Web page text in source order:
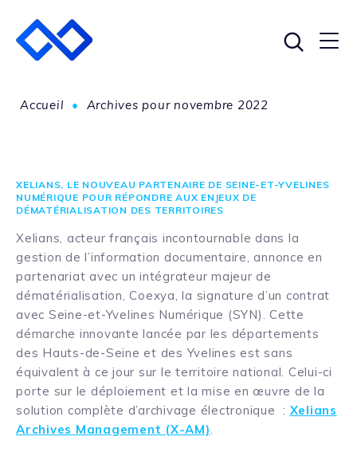
Accueil • Archives pour novembre 2022
XELIANS, LE NOUVEAU PARTENAIRE DE SEINE-ET-YVELINES
NUMÉRIQUE POUR RÉPONDRE AUX ENJEUX DE
DÉMATÉRIALISATION DES TERRITOIRES
Xelians, acteur français incontournable dans la
gestion de l’information documentaire, annonce en
partenariat avec un intégrateur majeur de
dématérialisation, Coexya, la signature d’un contrat
avec Seine-et-Yvelines Numérique (SYN). Cette
démarche innovante lancée par les départements
des Hauts-de-Seine et des Yvelines est sans
équivalent à ce jour sur le territoire national. Celui-ci
porte sur le déploiement et la mise en œuvre de la
solution complète d’archivage électronique : Xelians
Archives Management (X-AM).